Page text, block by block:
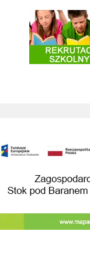
Projekty edukacyjne